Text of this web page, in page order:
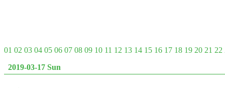
01 02 03 04 05 06 07 08 09 10 11 12 13 14 15 16 17 18 19 20 21 22
2019-03-17 Sun